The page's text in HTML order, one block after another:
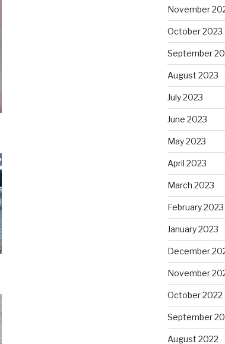
November
October 2023
September
August 2023
July 2023
June 2023
May 2023
April 2023
March 2023
February 2023
January 2023
December
November
October 2022
September
August 2022